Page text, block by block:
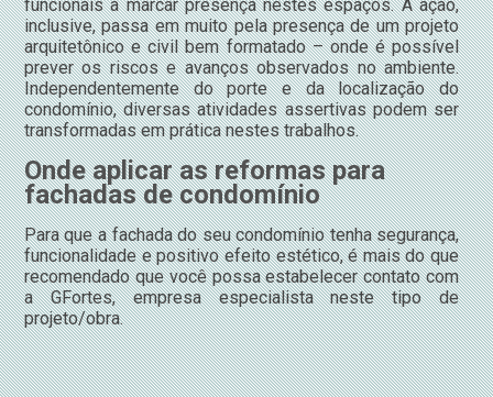
funcionais a marcar presença nestes espaços. A ação,
inclusive, passa em muito pela presença de um projeto
arquitetônico e civil bem formatado – onde é possível
prever os riscos e avanços observados no ambiente.
Independentemente do porte e da localização do
condomínio, diversas atividades assertivas podem ser
transformadas em prática nestes trabalhos.
Onde aplicar as reformas para
fachadas de condomínio
Para que a fachada do seu condomínio tenha segurança,
funcionalidade e positivo efeito estético, é mais do que
recomendado que você possa estabelecer contato com
a GFortes, empresa especialista neste tipo de
projeto/obra.